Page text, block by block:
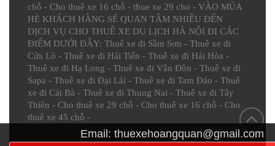
chỗ - Cho thuê xe 16 chỗ - thue xe 29 cho - VÀO MÙA
HÈ KHÁCH HÀNG SẼ QUAN TÂM NHIỀU ĐẾN
DỊCH VỤ CHO THUÊ XE DU LỊCH HÀ NỘI ĐI CÁC
ĐIỂM DƯỚI ĐÂY: Thuê xe đi Sầm Sơn - Thuê xe đi
Cửa Lò - Thuê xe đi Hải Tiến - Thuê xe đi Hải Hòa -
Thuê xe đi Hạ Long - Thuê xe đi Vân Đồn - Thuê xe đi
Sapa - Thuê xe đi Đại Lải - Thuê xe đi Tam Đảo - Thuê
xe đi Cát Bà - Thuê xe đi Thung Nai - Thuê xe đi Tây
Thiên - Cho thuê xe 29 chỗ - Cho thuê xe 16 chỗ - Cho
thuê xe 45 chỗ -
Email: thuexehoangquan@gmail.com